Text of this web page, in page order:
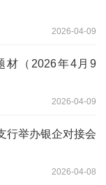
2026-04-09
材（2026年4月9
2026-04-09
行举办银企对接会
2026-04-08